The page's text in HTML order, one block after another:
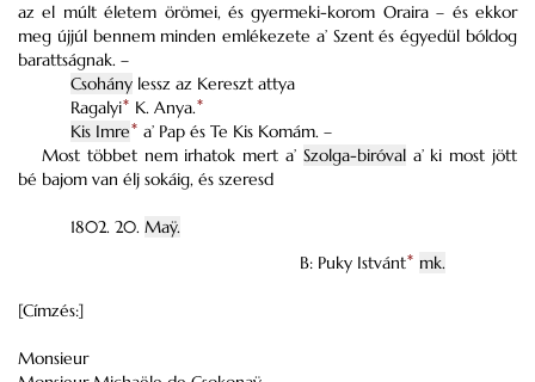
az el múlt életem örömei, és gyermeki-korom Oraira – és ekkor
meg újjúl bennem minden emlékezete a’ Szent és égyedül bóldog
barattságnak. –
Csohány lessz az Kereszt attya
Ragalyi* K. Anya.*
Kis Imre* a’ Pap és Te Kis Komám. –
Most többet nem irhatok mert a’ Szolga-biróvala’ ki most jött
bé bajom van élj sokáig, és szeresd
1802. 20. Maÿ.
B: Puky Istvánt* mk.
[Címzés:]
Monsieur